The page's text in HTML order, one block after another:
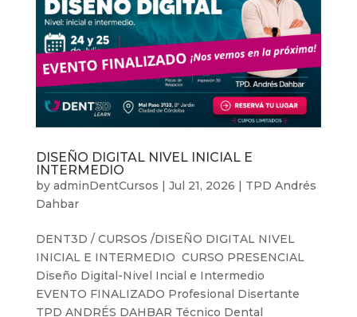
DISEÑO DIGITAL NIVEL INICIAL E
INTERMEDIO
by adminDentCursos | Jul 21, 2026 | TPD Andrés
Dahbar
DENT3D / CURSOS /DISEÑO DIGITAL NIVEL
INICIAL E INTERMEDIO CURSO PRESENCIAL
Diseño Digital-Nivel Incial e Intermedio
EVENTO FINALIZADO Profesional Disertante
TPD ANDRÉS DAHBAR Técnico Dental